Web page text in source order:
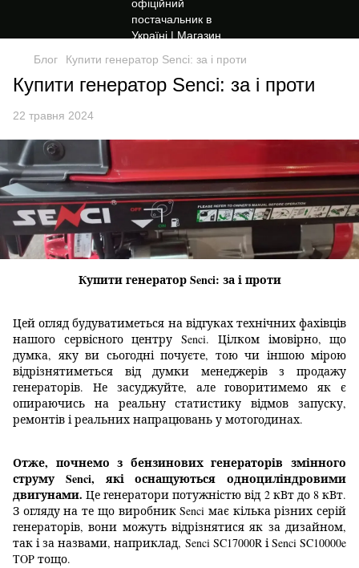
Блог Купити генератор Senci: за і проти
Купити генератор Senci: за і проти
22 травня 2024
Купити генератор Senci: за і проти
Цей огляд будуватиметься на відгуках технічних фахівців
нашого сервісного центру Senci. Цілком імовірно, що
думка, яку ви сьогодні почуєте, тою чи іншою мірою
відрізнятиметься від думки менеджерів з продажу
генераторів. Не засуджуйте, але говоритимемо як є
опираючись на реальну статистику відмов запуску,
ремонтів і реальних напрацювань у мотогодинах.
Отже, почнемо з бензинових генераторів змінного
струму Senci, які оснащуються одноциліндровими
двигунами. Це генератори потужністю від 2 кВт до 8 кВт.
З огляду на те що виробник Senci має кілька різних серій
генераторів, вони можуть відрізнятися як за дизайном,
так і за назвами, наприклад, Senci SC17000R і Senci SC10000e
TOP тощо.